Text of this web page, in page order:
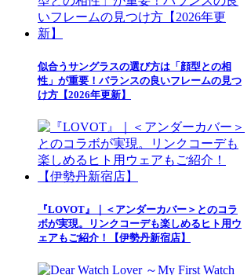
似合うサングラスの選び方は「顔型との相
性」が重要！バランスの良いフレームの見つ
け方【2026年更新】
『LOVOT』｜＜アンダーカバー＞とのコラ
ボが実現。リンクコーデも楽しめるヒト用ウ
ェアもご紹介！【伊勢丹新宿店】